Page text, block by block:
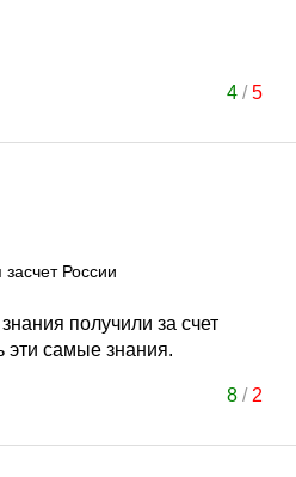
4/5
России
получили за счет
эти самые знания.
8/ 2